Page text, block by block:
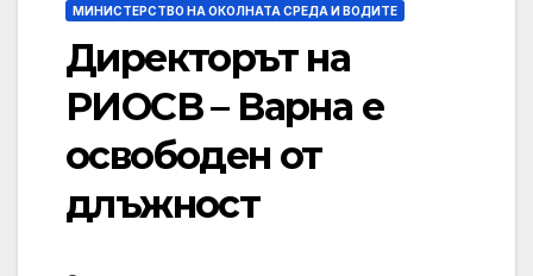
МИНИСТЕРСТВО НА ОКОЛНАТА СРЕДА И ВОДИТЕ
Директорът на
РИОСВ – Варна е
освободен от
длъжност